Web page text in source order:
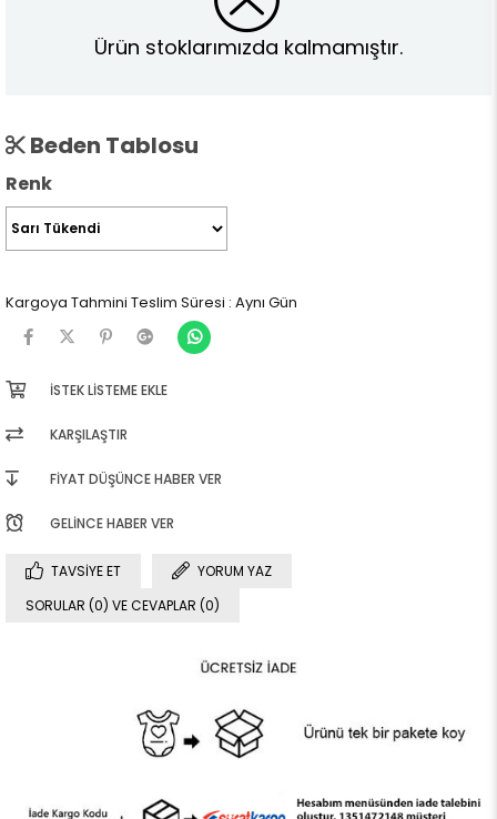
Ürün stoklarımızda kalmamıştır.
Beden Tablosu
Renk
Kargoya Tahmini Teslim Süresi : Aynı Gün
İSTEK LISTEME EKLE
KARŞILAŞTIR
FIYAT DÜŞÜNCE HABER VER
GELINCE HABER VER
TAVSIYE ET
YORUM YAZ
SORULAR (0) VE CEVAPLAR (0)